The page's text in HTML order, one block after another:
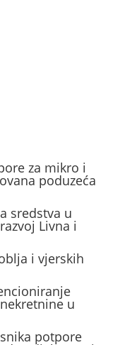
za mikro i
poduzeća
sredstva u
Livna i
i vjerskih
u
potpore